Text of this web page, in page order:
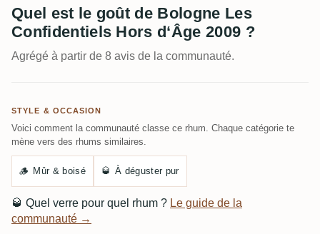
Quel est le goût de Bologne Les
Confidentiels Hors d‘Âge 2009 ?
Agrégé à partir de 8 avis de la communauté.
STYLE & OCCASION
Voici comment la communauté classe ce rhum. Chaque catégorie te
mène vers des rhums similaires.
🪵 Mûr & boisé 🥃 À déguster pur
🥃 Quel verre pour quel rhum ? Le guide de la
communauté →